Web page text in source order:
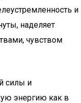
и
наделяет
чувством
силы и
энергию как в